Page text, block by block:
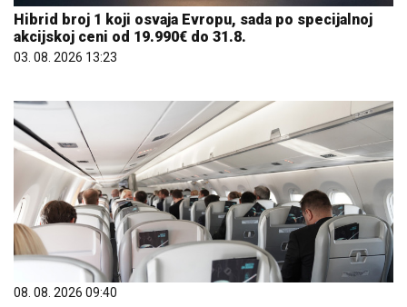
03. 08. 2026 13:23
08. 08. 2026 09:40
Ер Србија шири мрежу летова: Из Београда до